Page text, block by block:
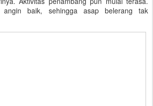
angin baik, sehingga asap belerang tak